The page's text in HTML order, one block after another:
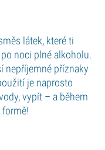
látek, které ti
noci plné alkoholu.
nepříjemné příznaky
je naprosto
vypít – a během